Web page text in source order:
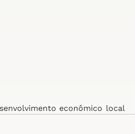
econômico local